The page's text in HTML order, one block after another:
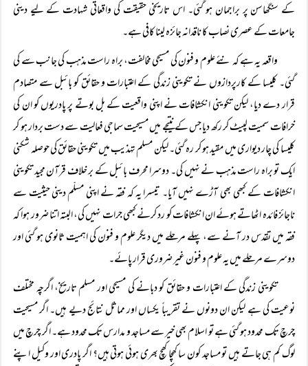
کے سنگھاسن پر براجمان ہو گئی۔ اس تاریخی حقیقت کی واقعاتی شہادت کے لیے دینی
جامعات کے عصری نصاب کا ناقدانہ جائزہ لینا کافی ہے۔
واقعہ یہ ہے کہ نئے علوم و فنون کی مسیحی مخالفت، براہ راست مذہب کی جانب سے کی
گئی۔ کلیسا کے کارپردازوں نے تکوینی زندگی کے اعتبارات و حقائق کو بائبل سے متصادم
قرار دے دیا، لیکن تکوینی انکشافات نے اپنی واقعیت کے بل بوتے پر پادریوں کو ان کی
خرافات سمیت لپیٹ کر رکھ دیا جس کے نتیجے میں مسیحیت سماجی فعالیت سے دست بردار ہو کر
کلیسا کی چار دیواری میں مقید ہو کر رہ گئی۔ لیکن مسلم تہذیب میں تکوینی حقائق کی حوصلہ شکنی
ایک تو براہ راست مذہب نے نہیں کی۔ دوسرا محرف بائبل کے بر خلاف قرآن مجید تکوینی
انکشافات کے کبھی بھی آڑے نہیں آیا۔ تیسرا یہ کہ فقہ نے اپنی مسلّم دینی حیثیت سے
ناجائز فائدہ اٹھاتے ہوئے ان انکشافات کو رد کرنے کبھی جرات نہیں کی، البتہ اتنا ضرور ہوا کہ
فقہ میں تقدس در آنے سے، پہلے مرحلے میں دیگر علوم و فنون کی اہمیت ثانوی ہو گئی اور
دوسرے مرحلے میں یہ علوم و فنون غیر ضروری قرار پائے۔
تکوینی زندگی کے اعتبارات و حقائق کو دبانے کی مسیحی اور مسلم تاریخ، اگرچہ مختلف
نوعیت کی ہے لیکن ان دونوں نے تقریباً یکساں اور مماثل نتائج دیے ہیں۔ اگر مسیحیت
چرچ تک محدود ہو گئی ہے تو اسلام بھی خیر سے مساجد و مدارس تک محدود ہے۔ اگر چرچ میں
لوگ کم ہی جاتے ہیں تو مساجد کون سا کھچا کھچ بھری ہوئی ہوتی ہیں؟ اگر پادری اور وکیل اپنے